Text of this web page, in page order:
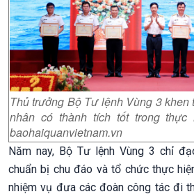
Thủ trưởng Bộ Tư lệnh Vùng 3 khen
nhân có thành tích tốt trong thực
baohaiquanvietnam.vn
Năm nay, Bộ Tư lệnh Vùng 3 chỉ
chuẩn bị chu đáo và tổ chức thực
nhiệm vụ đưa các đoàn công tác đi